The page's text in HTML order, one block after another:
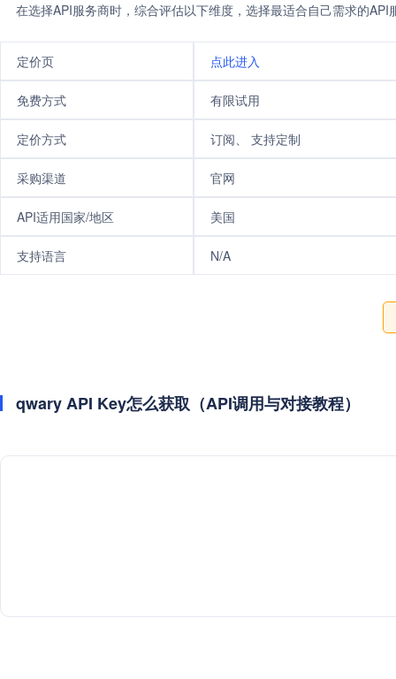
在选择API服务商时，综合评估以下维度，选择最适合自己需求的
定价页 点此进入
免费方式 有限试用
定价方式 订阅、 支持定制
采购渠道 官网
API适用国家/地区 美国
支持语言 N/A
qwary API Key怎么获取（API调用与对接教程）